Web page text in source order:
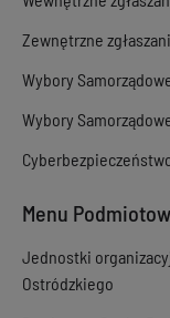
Zewnętrzne
Wybory
Wybory
Menu
Jednostki
Ostródzkiego